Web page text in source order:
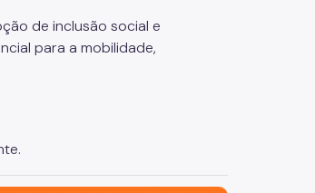
de inclusão social e
para a mobilidade,